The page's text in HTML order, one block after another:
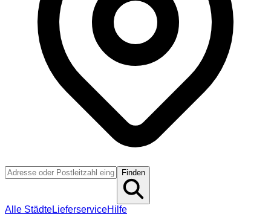
Finden
Alle StädteLieferserviceHilfe